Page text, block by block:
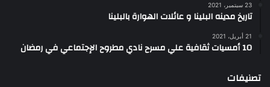
23 سبتمبر، 2021
تاريخ مدينه البلينا و عائلات الهوارة بالبلينا
21 أبريل، 2021
10 أمسيات ثقافية علي مسرح نادي مطروح الإجتماعي في رمضان
تصنيفات